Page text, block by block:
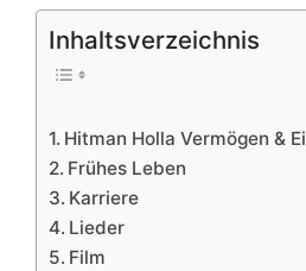
Inhaltsverzeichnis
Hitman Holla Vermögen &
Frühes Leben
Karriere
Lieder
Film